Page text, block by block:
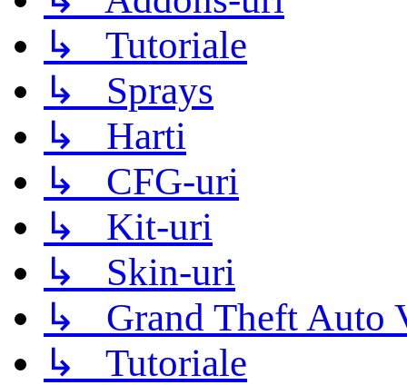
↳ Tutoriale
↳ Sprays
↳ Harti
↳ CFG-uri
↳ Kit-uri
↳ Skin-uri
↳ Grand Theft Auto
↳ Tutoriale